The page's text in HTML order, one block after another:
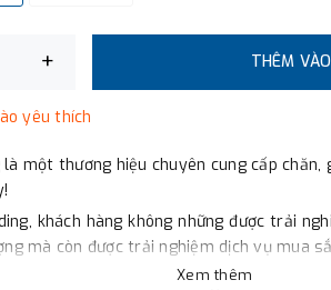
+ THÊM
một thương hiệu chuyên cung cấp chăn,
khách hàng không những được trải
mà còn được trải nghiệm dịch vụ mua
Hàn Quốc: Các sản phẩm của Ant
Xem thêm